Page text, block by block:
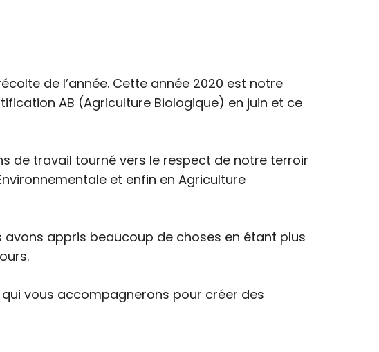
de l’année. Cette année 2020 est notre
AB (Agriculture Biologique) en juin et ce
de travail tourné vers le respect de notre terroir
et enfin en Agriculture
appris beaucoup de choses en étant plus
vous accompagnerons pour créer des